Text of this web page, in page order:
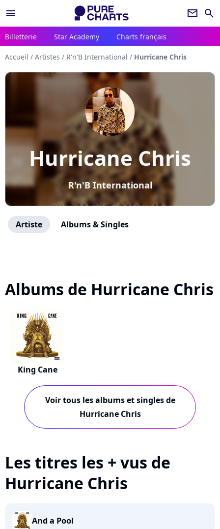
menu newsletter search
Billetterie Star Academy Charts français
Accueil / Artistes / R'n'B International / Hurricane Chris
Hurricane Chris
R'n'B International
Artiste Albums & Singles
Albums de Hurricane Chris
King Cane
Voir tous les albums et singles de
Hurricane Chris
Les titres les + vus de
Hurricane Chris
And a Pool